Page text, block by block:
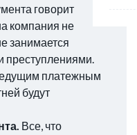
говорит
компания не
занимается
преступлениями.
платежным
будут
Все, что